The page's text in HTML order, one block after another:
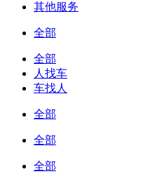
其他服务
全部
全部
人找车
车找人
全部
全部
全部